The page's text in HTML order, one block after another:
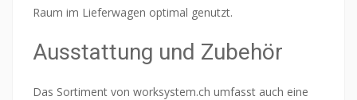
Raum im Lieferwagen optimal genutzt.
Ausstattung und Zubehör
Das Sortiment von worksystem.ch umfasst auch eine